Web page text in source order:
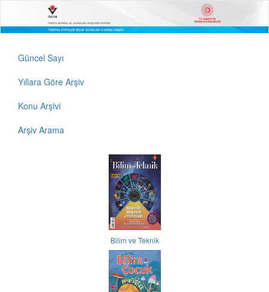
Güncel Sayı
Yıllara Göre Arşiv
Konu Arşivi
Arşiv Arama
Bilim ve Teknik